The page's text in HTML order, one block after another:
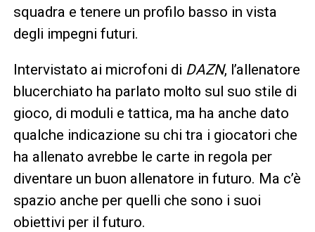
squadra e tenere un profilo basso in vista
degli impegni futuri.
Intervistato ai microfoni di DAZN, l’allenatore
blucerchiato ha parlato molto sul suo stile di
gioco, di moduli e tattica, ma ha anche dato
qualche indicazione su chi tra i giocatori che
ha allenato avrebbe le carte in regola per
diventare un buon allenatore in futuro. Ma c’è
spazio anche per quelli che sono i suoi
obiettivi per il futuro.